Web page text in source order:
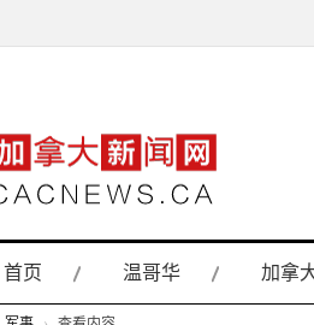
首页 温哥华 加拿